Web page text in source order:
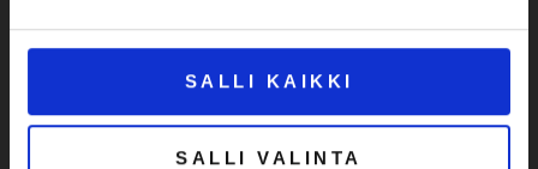
SALLI KAIKKI
SALLI VALINTA